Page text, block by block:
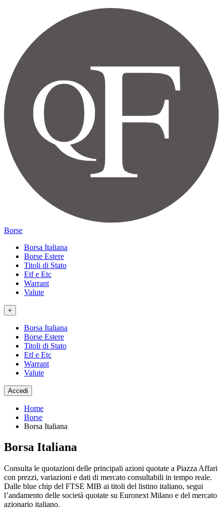
Borse
Borsa Italiana
Borse Estere
Titoli di Stato
Etf e Etc
Warrant
Valute
+
Borsa Italiana
Borse Estere
Titoli di Stato
Etf e Etc
Warrant
Valute
Accedi
Home
Borse
Borsa Italiana
Borsa Italiana
Consulta le quotazioni delle principali azioni quotate a Piazza Affari
con prezzi, variazioni e dati di mercato consultabili in tempo reale.
Dalle blue chip del FTSE MIB ai titoli del listino italiano, segui
l’andamento delle società quotate su Euronext Milano e del mercato
azionario italiano.